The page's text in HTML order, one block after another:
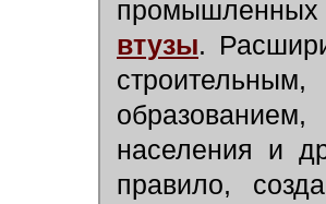
втузы.
населения и
правило,